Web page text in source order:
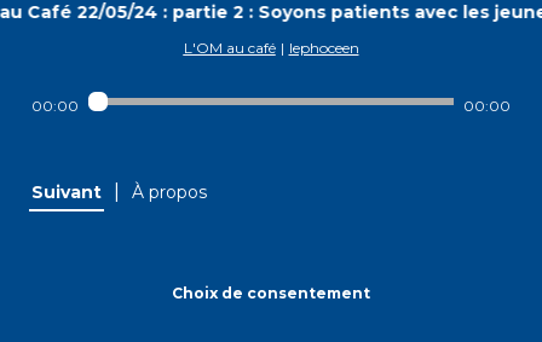
Café 22/05/24 : partie 2 : Soyons patients avec les
L'OM au café | lephoceen
00:00 00:00
Suivant À propos
Choix de consentement